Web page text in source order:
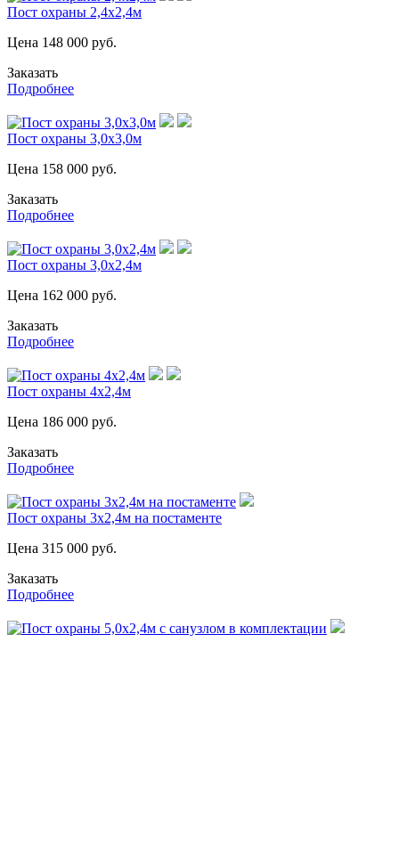
Пост охраны 2,4х2,4м
Цена 148 000 руб.
Заказать
Подробнее
Пост охраны 3,0х3,0м
Цена 158 000 руб.
Заказать
Подробнее
Пост охраны 3,0х2,4м
Цена 162 000 руб.
Заказать
Подробнее
Пост охраны 4х2,4м
Цена 186 000 руб.
Заказать
Подробнее
Пост охраны 3х2,4м на постаменте
Цена 315 000 руб.
Заказать
Подробнее